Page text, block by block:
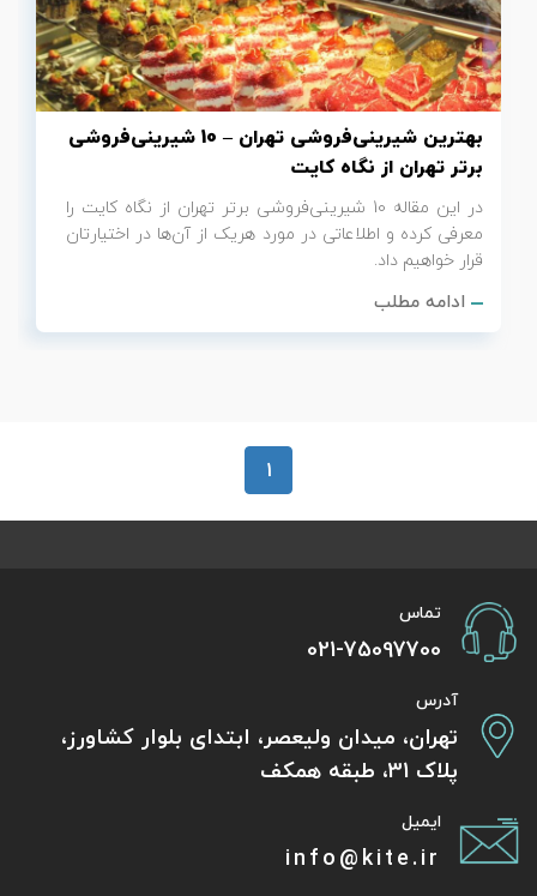
بهترین شیرینی‌فروشی تهران – 10 شیرینی‌فروشی
برتر تهران از نگاه کایت
در این مقاله 10 شیرینی‌فروشی برتر تهران از نگاه کایت را
معرفی کرده و اطلاعاتی در مورد هریک از آن‌ها در اختیارتان
قرار خواهیم داد.
ادامه مطلب
1
تماس
021-75097700
آدرس
تهران، میدان ولیعصر، ابتدای بلوار کشاورز،
پلاک 31، طبقه همکف
ایمیل
info@kite.ir
تور سوباتان
تور چابهار
تور مرداب هسل
تور کاشان